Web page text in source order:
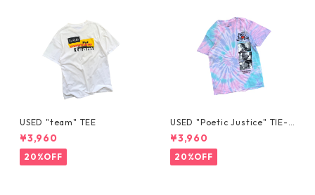
USED "team" TEE
¥3,960
20%OFF
USED "Poetic Justice" TIE-D
YE TEE
¥3,960
20%OFF